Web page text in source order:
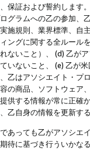
保証および誓約します
グラムへの乙の参加、
施規則、業界標準、自
ングに関する全ルール
ないこと）、 (d) 乙が
いないこと、 (e) 乙が
乙はアソシエイト・プ
の商品、ソフトウェア
供する情報が常に正確
乙自身の情報を更新す
あっても乙がアソシエ
待に基づき行ういかな